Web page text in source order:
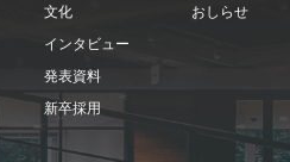
文化
インタビュー
発表資料
新卒採用
おしらせ